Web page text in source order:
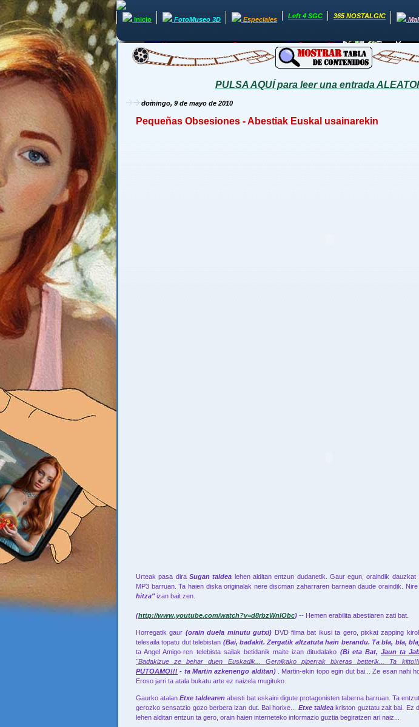
Inicio FotoMuseo 3D Especiales Left 4 SGC 365 NOSTALGIC
PULSA AQUÍ para leer una entrada
domingo, 9 de mayo de 2010
Pequeñas Obsesiones - Abestiak Euskal usainarekin
Urteak pasa dira Sugan taldea lehen alditan entzun dudanetik. Gaur egun, oraindik
MP3 barruan. Ta haien diska originalak nere discman zaharraren barnean daude oraindik.
hitza"izan bait zen.
(http://www.youtube.com/watch?v=d8rbzWnlObc) -- Hemen erabilita abestiaren zati bat.
Horregatik gaur (orain duela minutu gutxi) DVD filma bat ikusi ta gero, pixkat zapping
telesaila topatu dut telebistan (Bai, badakit. Zergatik altzatuta hain berandu. Ta bla, bla,
ta Angel Amigo-ren telebista sailak betidanik maite izan ditudalako (Bi eta Bat, Jaun ta
"Badakizue ze behar duen Euskadik... Gernikako piperrak bixeras betterik... Ta
PUTOAMO!!! - ta Martin azkenengo alditan). Martin-ekin topo egin dut bai... Ze esan nahi
Eroso jarri ta atala bukatu arte ez naizela mugituko.
Gaurko atalanEtxe taldearen abesti bat eskaini digute protagonisten taberna barruan. Ta
gerozko sensatzio gozo berbera izan dut. Bai horixe... Etxe taldea kriston guztatu zait bai. Ez
lehen alditan entzun ta gero, orain haien interneteko informazio guztia begiratzen ari naiz...